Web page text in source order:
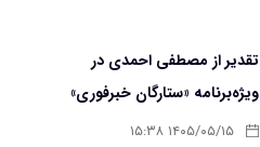
تقدیر از مصطفی احمدی در
ویژه‌برنامه «ستارگان خبرفوری»
۱۴۰۵/۰۵/۱۵ ۱۵:۳۸